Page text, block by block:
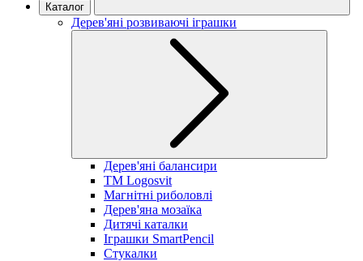
Каталог
Дерев'яні розвиваючі іграшки
Дерев'яні балансири
TM Logosvit
Магнітні риболовлі
Дерев'яна мозаїка
Дитячі каталки
Іграшки SmartPencil
Стукалки